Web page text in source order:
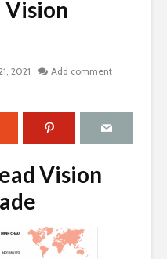
Vision
2021
Add comment
Vision